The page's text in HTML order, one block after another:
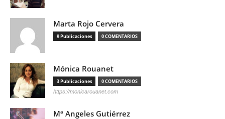
Marta Rojo Cervera
9 Publicaciones 0 COMENTARIOS
Mónica Rouanet
3 Publicaciones 0 COMENTARIOS
https://monicarouanet.com
Mª Angeles Gutiérrez